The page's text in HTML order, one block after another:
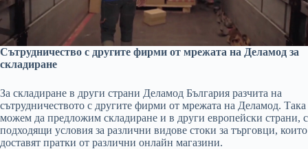
Сътрудничество с другите фирми от мрежата на Деламод за
складиране
За складиране в други страни Деламод България разчита на
сътрудничеството с другите фирми от мрежата на Деламод. Така
можем да предложим складиране и в други европейски страни, с
подходящи условия за различни видове стоки за търговци, които
доставят пратки от различни онлайн магазини.